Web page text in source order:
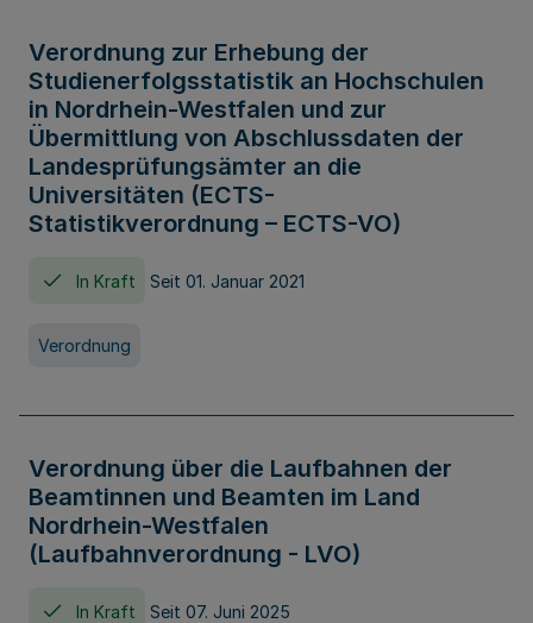
Verordnung zur Erhebung der
Studienerfolgsstatistik an Hochschulen
in Nordrhein-Westfalen und zur
Übermittlung von Abschlussdaten der
Landesprüfungsämter an die
Universitäten (ECTS-
Statistikverordnung – ECTS-VO)
In Kraft Seit 01. Januar 2021
Verordnung
Verordnung über die Laufbahnen der
Beamtinnen und Beamten im Land
Nordrhein-Westfalen
(Laufbahnverordnung - LVO)
In Kraft Seit 07. Juni 2025